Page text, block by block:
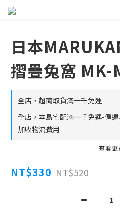
日本
摺疊兔窩 MK-
全店，超商取貨滿一千免運
全店，本島宅配滿一千免運-偏
加收物流費用
查看更
NT$330 NT$520